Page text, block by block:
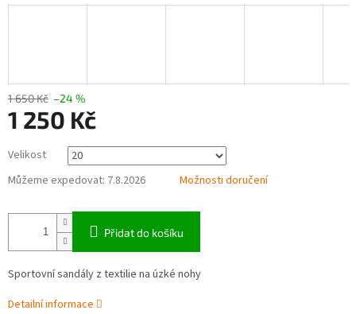
1 650 Kč –24 %
1 250 Kč
cena:
Velikost
Můžeme expedovat: 7.8.2026 Možnosti doručení
Přidat do košíku
Sportovní sandály z textilie na úzké nohy
Detailní informace